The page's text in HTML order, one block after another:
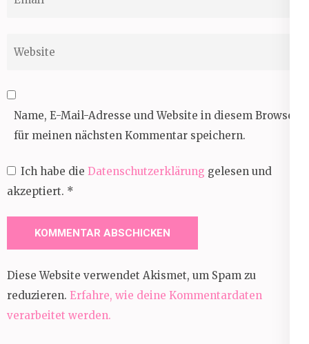
Name, E-Mail-Adresse und Website in diesem Browser
für meinen nächsten Kommentar speichern.
Ich habe die Datenschutzerklärung gelesen und
akzeptiert. *
Diese Website verwendet Akismet, um Spam zu
reduzieren. Erfahre, wie deine Kommentardaten
verarbeitet werden.